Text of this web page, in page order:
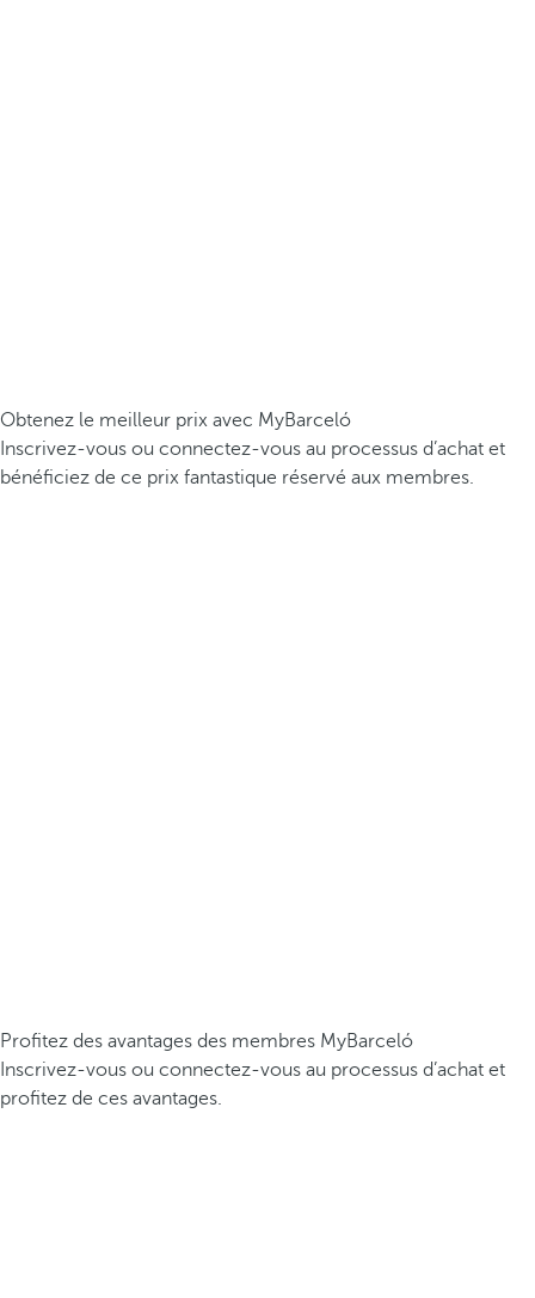
Obtenez le meilleur prix avec MyBarceló
Inscrivez-vous ou connectez-vous au processus d’achat et
bénéficiez de ce prix fantastique réservé aux membres.
Profitez des avantages des membres MyBarceló
Inscrivez-vous ou connectez-vous au processus d’achat et
profitez de ces avantages.